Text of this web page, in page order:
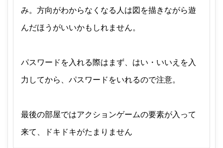
み。方向がわからなくなる人は図を描きながら遊
んだほうがいいかもしれません。
パスワードを入れる際はまず、はい・いいえを入
力してから、パスワードをいれるので注意。
最後の部屋ではアクションゲームの要素が入って
来て、ドキドキがたまりません